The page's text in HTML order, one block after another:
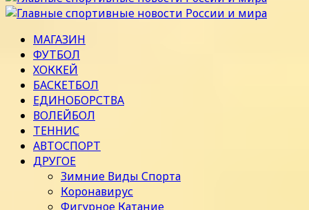
МАГАЗИН
ФУТБОЛ
ХОККЕЙ
БАСКЕТБОЛ
ЕДИНОБОРСТВА
ВОЛЕЙБОЛ
ТЕННИС
АВТОСПОРТ
ДРУГОЕ
Зимние Виды Спорта
Коронавирус
Фигурное Катание